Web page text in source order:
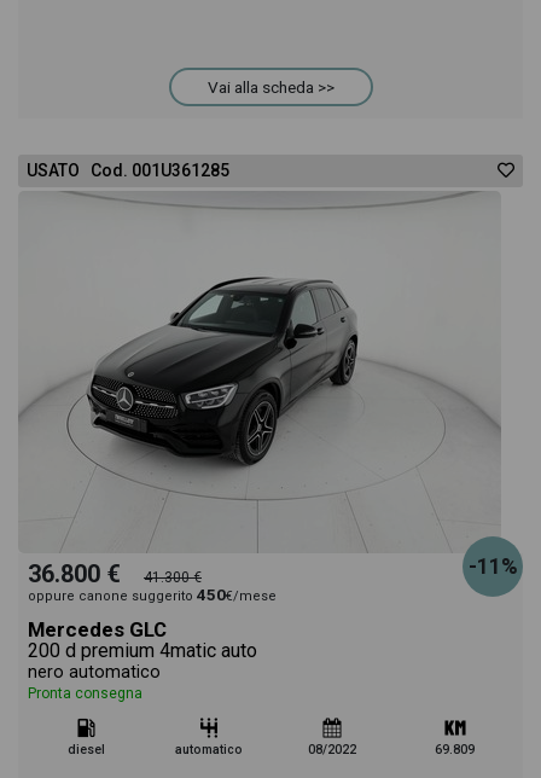
Vai alla scheda >>
USATO Cod. 001U361285
-11%
36.800 € 41.300 €
oppure canone suggerito 450€/mese
Mercedes GLC
200 d premium 4matic auto
nero automatico
Pronta consegna
diesel automatico 08/2022 69.809